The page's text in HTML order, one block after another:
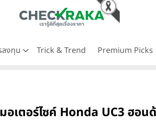
ลงทุน Trick & Trend Premium Picks
อเตอร์ไซค์ Honda UC3 ฮอน